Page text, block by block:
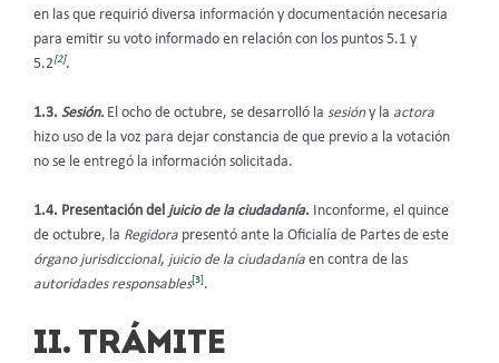
en las que requirió diversa información y documentación necesaria
para emitir su voto informado en relación con los puntos 5.1 y
5.2[2].
1.3. Sesión. El ocho de octubre, se desarrolló la sesióny la actora
hizo uso de la voz para dejar constancia de que previo a la votación
no se le entregó la información solicitada.
1.4. Presentación del juicio de la ciudadanía.
Inconforme, el quince
de octubre, la Regidora presentó ante la Oficialía de Partes de este
órgano jurisdiccional, juicio de la ciudadanía en contra de las
autoridades responsables[3].
II. TRÁMITE